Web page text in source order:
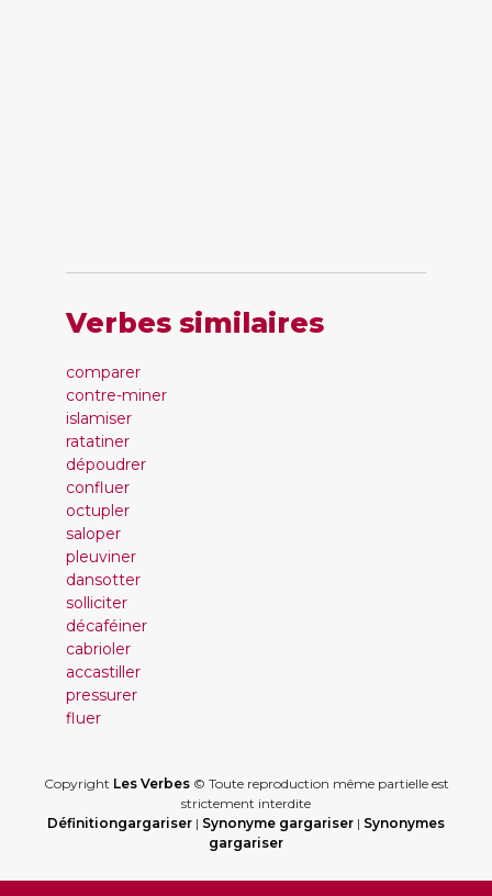
Verbes similaires
comparer
contre-miner
islamiser
ratatiner
dépoudrer
confluer
octupler
saloper
pleuviner
dansotter
solliciter
décaféiner
cabrioler
accastiller
pressurer
fluer
Copyright Les Verbes© Toute reproduction même partielle est
strictement interdite
Définitiongargariser | Synonyme gargariser | Synonymes
gargariser